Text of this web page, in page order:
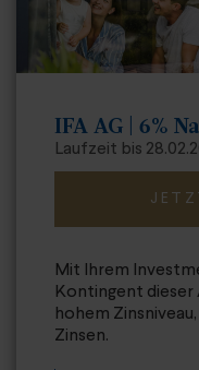
IFA AG | 6%
Laufzeit bis
Mit Ihrem
Kontingent dieser
hohem
Zinsen.